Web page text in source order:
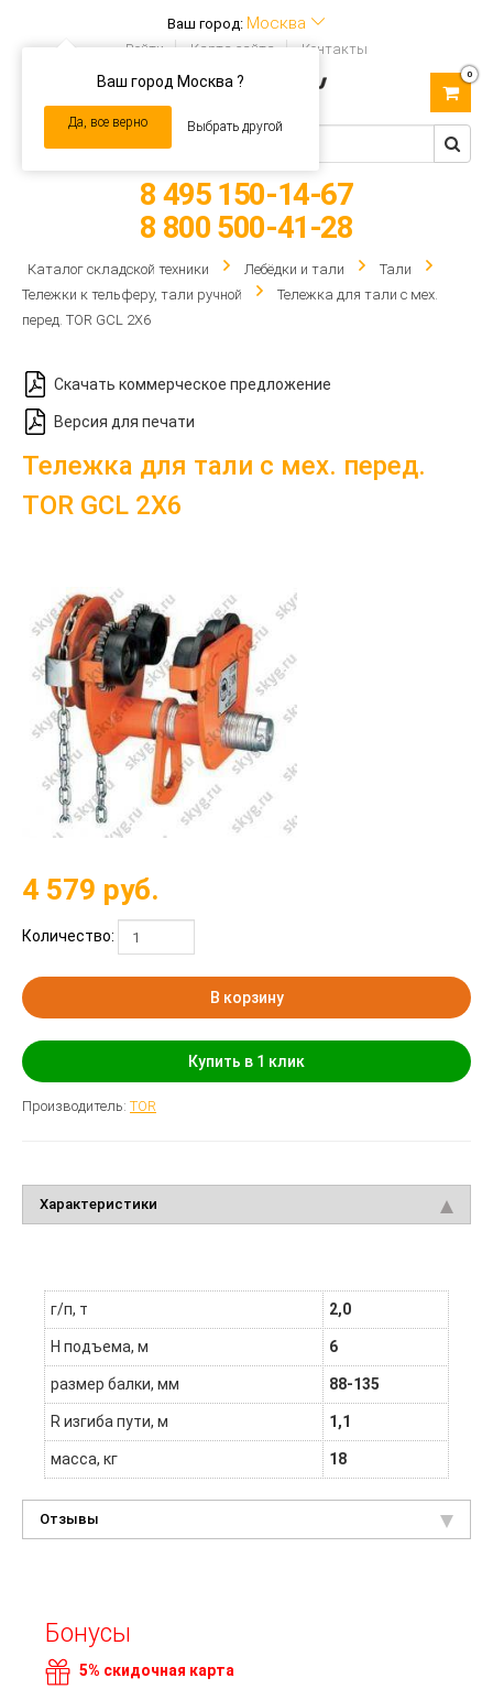
Ваш город: Москва
Ваш город Москва ?
Да, все верно Выбрать другой
Войти Карта сайта Контакты
navigation
0
8 495 150-14-67
8 800 500-41-28
Каталог складской техники Лебёдки и тали
Тали
Тележки к тельферу, тали ручной
Тележка для тали с мех.
перед. TOR GCL 2Х6
Скачать коммерческое предложение
Версия для печати
Тележка для тали с мех. перед.
TOR GCL 2Х6
4 579 руб.
Количество:
В корзину
Купить в 1 клик
Производитель: TOR
Характеристики
г/п, т 2,0
H подъема, м 6
размер балки, мм 88-135
R изгиба пути, м 1,1
масса, кг 18
Отзывы
Бонусы
5% скидочная карта